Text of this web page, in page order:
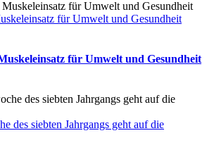
für Umwelt und Gesundheit
für Umwelt und Gesundheit
des siebten Jahrgangs geht auf die